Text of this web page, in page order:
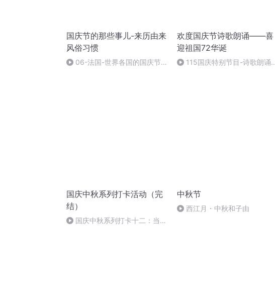
国庆节的那些事儿-来历由来
风俗习惯
06-法国-世界各国的国庆节-
欢度国庆节诗歌朗诵——喜
迎祖国72华诞
115国庆特别节目-诗歌朗诵-
国庆中秋系列打卡活动（完
结）
国庆中秋系列打卡十二：当阳
中秋节
西江月・中秋和子由